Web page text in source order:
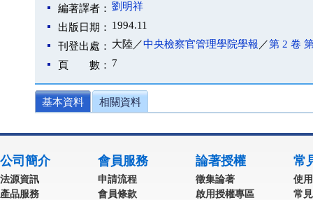
編著譯者： 劉明祥
出版日期： 1994.11
刊登出處： 大陸／中央檢察官管理學院學報 ／第 2 卷
頁 數： 7
基本資料 相關資料
公司簡介
法源資訊
產品服務
會員服務
申請流程
會員條款
論著授權
徵集論著
啟用授權專區
常
使
常